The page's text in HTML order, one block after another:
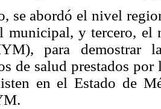
se abordó el nivel
municipal, y tercero, el
para demostrar
de salud prestados
en el Estado de